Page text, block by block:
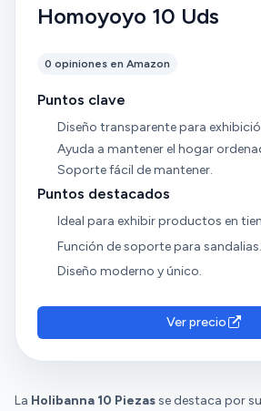
Homoyoyo 10 Uds
0 opiniones en Amazon
Puntos clave
Diseño transparente para
Ayuda a mantener el hogar
Soporte fácil de mantener.
Puntos destacados
Ideal para exhibir productos en
Función de soporte para sandalias.
Diseño moderno y único.
Ver precio
La Holibanna 10 Piezasse destaca por